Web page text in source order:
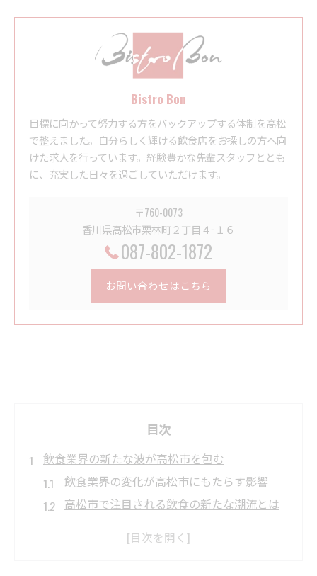
Bistro Bon
目標に向かって努力する方をバックアップする体制を高松
で整えました。自分らしく輝ける飲食店をお探しの方へ向
けた求人を行っています。経験豊かな先輩スタッフととも
に、充実した日々を過ごしていただけます。
〒760-0073
香川県高松市栗林町２丁目４−１６
087-802-1872
お問い合わせはこちら
目次
飲食業界の新たな波が高松市を包む
飲食業界の変化が高松市にもたらす影響
高松市で注目される飲食の新たな潮流とは
飲食業界の市場変化が地域に及ぼす実態